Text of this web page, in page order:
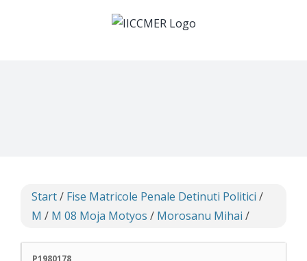
Start/ Fise Matricole Penale Detinuti Politici /
M / M 08 Moja Motyos / Morosanu Mihai /
P1980178